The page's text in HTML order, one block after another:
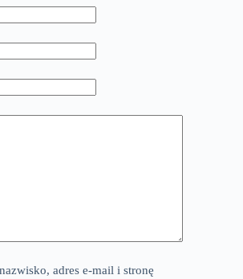
adres e-mail i stronę